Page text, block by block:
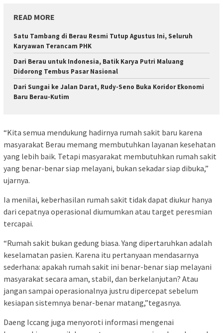
READ MORE
Satu Tambang di Berau Resmi Tutup Agustus Ini, Seluruh
Karyawan Terancam PHK
Dari Berau untuk Indonesia, Batik Karya Putri Maluang
Didorong Tembus Pasar Nasional
Dari Sungai ke Jalan Darat, Rudy-Seno Buka Koridor Ekonomi
Baru Berau-Kutim
“Kita semua mendukung hadirnya rumah sakit baru karena
masyarakat Berau memang membutuhkan layanan kesehatan
yang lebih baik. Tetapi masyarakat membutuhkan rumah sakit
yang benar-benar siap melayani, bukan sekadar siap dibuka,”
ujarnya.
Ia menilai, keberhasilan rumah sakit tidak dapat diukur hanya
dari cepatnya operasional diumumkan atau target peresmian
tercapai.
“Rumah sakit bukan gedung biasa. Yang dipertaruhkan adalah
keselamatan pasien. Karena itu pertanyaan mendasarnya
sederhana: apakah rumah sakit ini benar-benar siap melayani
masyarakat secara aman, stabil, dan berkelanjutan? Atau
jangan sampai operasionalnya justru dipercepat sebelum
kesiapan sistemnya benar-benar matang,”tegasnya.
Daeng Iccang juga menyoroti informasi mengenai